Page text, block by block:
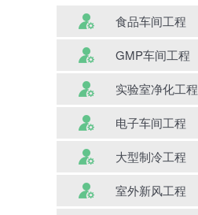
食品车间工程
GMP车间工程
实验室净化工程
电子车间工程
大型制冷工程
室外新风工程